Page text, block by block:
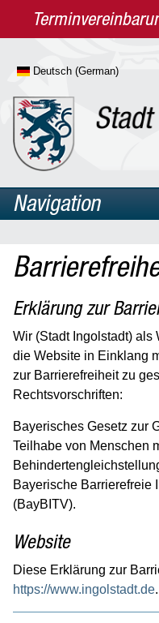
Navigation
Rathaus
Arbeit & Jobcenter
Diversität
Gleichstellung
Integration
Inklusion
Gesundheit
Kinder, Jugend &
Senioren
Erklärung zur
Wir (Stadt Ingolstadt) als
die Website in Einklang
zur Barrierefreiheit zu
Rechtsvorschriften:
Bayerisches Gesetz zur
Teilhabe von Menschen
Bayerische Barrierefreie
(BayBITV).
Website
Diese Erklärung zur
https://www.ingolstadt.de.